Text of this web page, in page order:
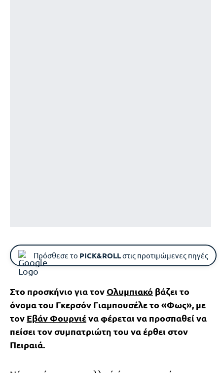
Πρόσθεσε το PICK&ROLLστις προτιμώμενες πηγές
Στο προσκήνιο για τον Ολυμπιακό βάζει το
όνομα του Γκερσόν Γιαμπουσέλετο «Φως», με
τον Εβάν Φουρνιένα φέρεται να προσπαθεί να
πείσει τον συμπατριώτη του να έρθει στον
Πειραιά.